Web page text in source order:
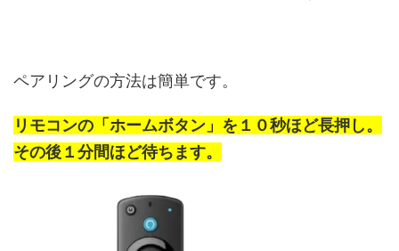
ペアリングの方法は簡単です。
リモコンの「ホームボタン」を１０秒ほど長押し。
その後１分間ほど待ちます。